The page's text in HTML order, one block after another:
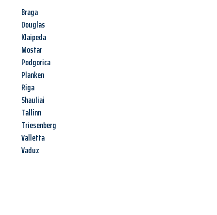
Braga
Douglas
Klaipeda
Mostar
Podgorica
Planken
Riga
Shauliai
Tallinn
Triesenberg
Valletta
Vaduz